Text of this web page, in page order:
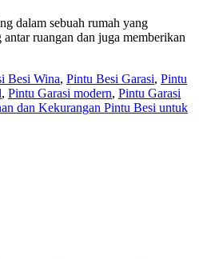
dalam sebuah rumah yang
ruangan dan juga memberikan
Besi Wina, Pintu Besi Garasi, Pintu
, Pintu Garasi modern, Pintu Garasi
dan Kekurangan Pintu Besi untuk